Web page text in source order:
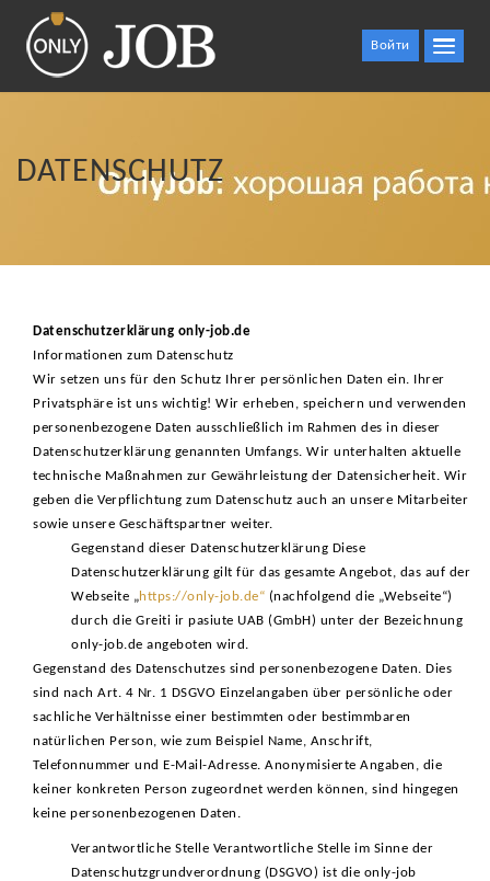
Войти
DATENSCHUTZ
Datenschutzerklärung only-job.de
Informationen zum Datenschutz
Wir setzen uns für den Schutz Ihrer persönlichen Daten ein. Ihrer
Privatsphäre ist uns wichtig! Wir erheben, speichern und verwenden
personenbezogene Daten ausschließlich im Rahmen des in dieser
Datenschutzerklärung genannten Umfangs. Wir unterhalten aktuelle
technische Maßnahmen zur Gewährleistung der Datensicherheit. Wir
geben die Verpflichtung zum Datenschutz auch an unsere Mitarbeiter
sowie unsere Geschäftspartner weiter.
Gegenstand dieser Datenschutzerklärung Diese
Datenschutzerklärung gilt für das gesamte Angebot, das auf der
Webseite „https://only-job.de“ (nachfolgend die „Webseite“)
durch die Greiti ir pasiute UAB (GmbH) unter der Bezeichnung
only-job.de angeboten wird.
Gegenstand des Datenschutzes sind personenbezogene Daten. Dies
sind nach Art. 4 Nr. 1 DSGVO Einzelangaben über persönliche oder
sachliche Verhältnisse einer bestimmten oder bestimmbaren
natürlichen Person, wie zum Beispiel Name, Anschrift,
Telefonnummer und E-Mail-Adresse. Anonymisierte Angaben, die
keiner konkreten Person zugeordnet werden können, sind hingegen
keine personenbezogenen Daten.
Verantwortliche Stelle Verantwortliche Stelle im Sinne der
Datenschutzgrundverordnung (DSGVO) ist die only-job